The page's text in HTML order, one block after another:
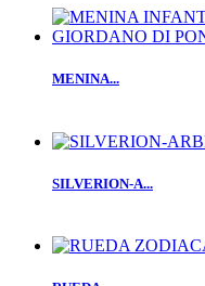
MENINA...
SILVERION-A...